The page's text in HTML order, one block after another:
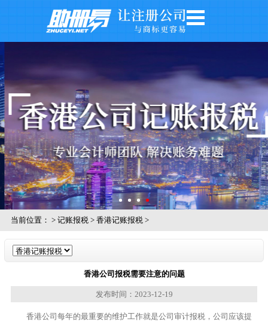
网站首页
记账报税
关于我们
公司风采
当前位置： > 记账报税 > 香港记账报税 >
香港公司报税需要注意的问题
发布时间：2023-12-19
香港公司每年的最重要的维护工作就是公司审计报税，公司应该提